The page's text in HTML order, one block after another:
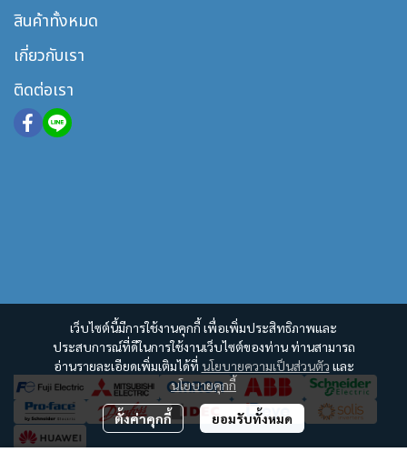
เว็บไซต์นี้มีการใช้งานคุกกี้ เพื่อเพิ่มประสิทธิภาพและ
ประสบการณ์ที่ดีในการใช้งานเว็บไซต์ของท่าน ท่านสามารถ
อ่านรายละเอียดเพิ่มเติมได้ที่ นโยบายความเป็นส่วนตัว และ
นโยบายคุกกี้
ตั้งค่าคุกกี้ ยอมรับทั้งหมด
สินค้าทั้งหมด
เกี่ยวกับเรา
ติดต่อเรา